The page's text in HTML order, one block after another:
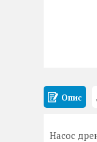
Опис
Насос